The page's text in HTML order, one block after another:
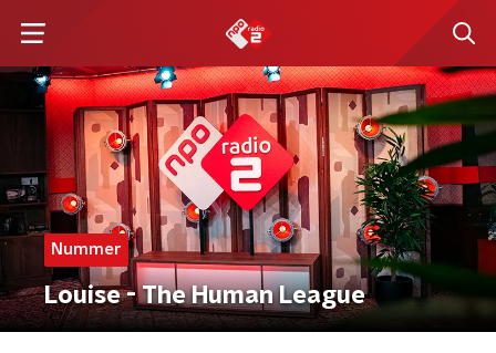
Nummer
Louise - The Human League